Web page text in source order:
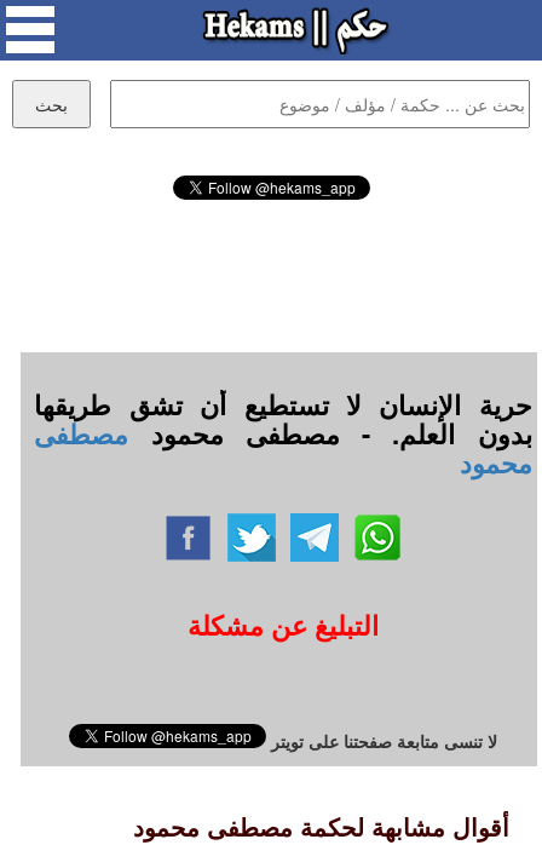
حرية الإنسان لا تستطيع أن تشق طريقها
بدون العلم. - مصطفى محمودمصطفى
محمود
التبليغ عن مشكلة
لا تنسى متابعة صفحتنا على تويتر
أقوال مشابهة لحكمة مصطفى محمود